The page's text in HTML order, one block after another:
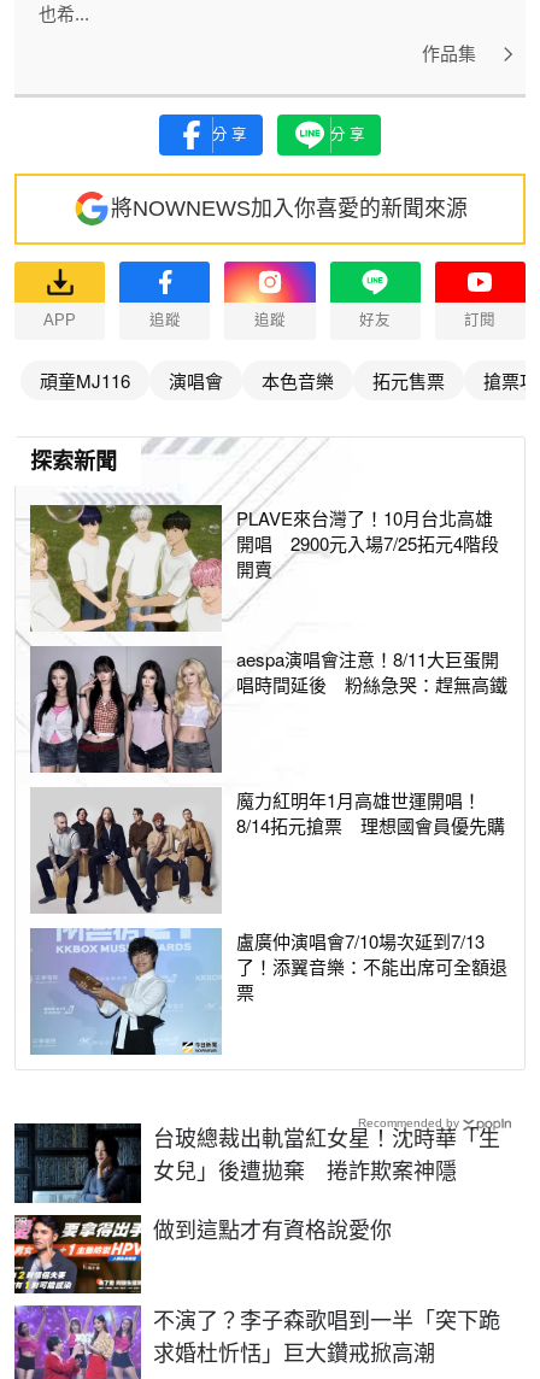
也希...
作品集
分享 分享
將NOWNEWS加入你喜愛的新聞來源
APP 追蹤 追蹤 好友 訂閱
頑童MJ116 演唱會 本色音樂 拓元售票 搶票
探索新聞
PLAVE來台灣了！10月台北高雄
開唱 2900元入場7/25拓元4階段
開賣
aespa演唱會注意！8/11大巨蛋開
唱時間延後 粉絲急哭：趕無高鐵
魔力紅明年1月高雄世運開唱！
8/14拓元搶票 理想國會員優先購
盧廣仲演唱會7/10場次延到7/13
了！添翼音樂：不能出席可全額退
票
台玻總裁出軌當紅女星！沈時華「生
女兒」後遭拋棄 捲詐欺案神隱
做到這點才有資格說愛你
PR
不演了？李子森歌唱到一半「突下跪
求婚杜忻恬」巨大鑽戒掀高潮
Recommended by